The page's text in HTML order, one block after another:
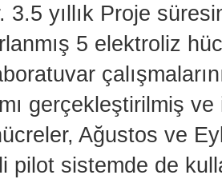
3.5 yıllık Proje
5 elektroliz
gerçekleştirilmiş
Ağustos ve
pilot sistemde de